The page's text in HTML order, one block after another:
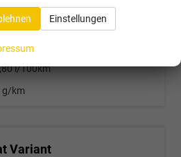
l/100km
g/km
Variant
Einstellungen